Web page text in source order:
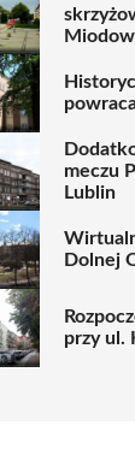
meczu
Lublin
Dolnej
przy ul.